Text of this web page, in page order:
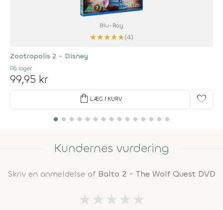
Blu-Ray
★★★★★(4)
Zootropolis 2 - Disney
På lager
99,95 kr
shopping_bag LÆG I KURV favorite
Kundernes vurdering
Skriv en anmeldelse af Balto 2 - The Wolf Quest DVD
★ ★ ★ ★ ★